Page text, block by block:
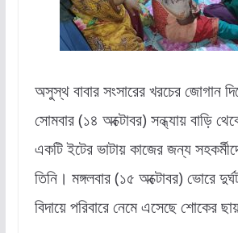
অসুস্থ বাবার সংসারের খরচের জোগান
সোমবার (১৪ অক্টোবর) সন্ধ্যায় বাড়ি
একটি ইটের ভাটায় কাজের জন্য
তিনি। মঙ্গলবার (১৫ অক্টোবর) ভোরে
বিদায়ে পরিবারে নেমে এসেছে শোকের